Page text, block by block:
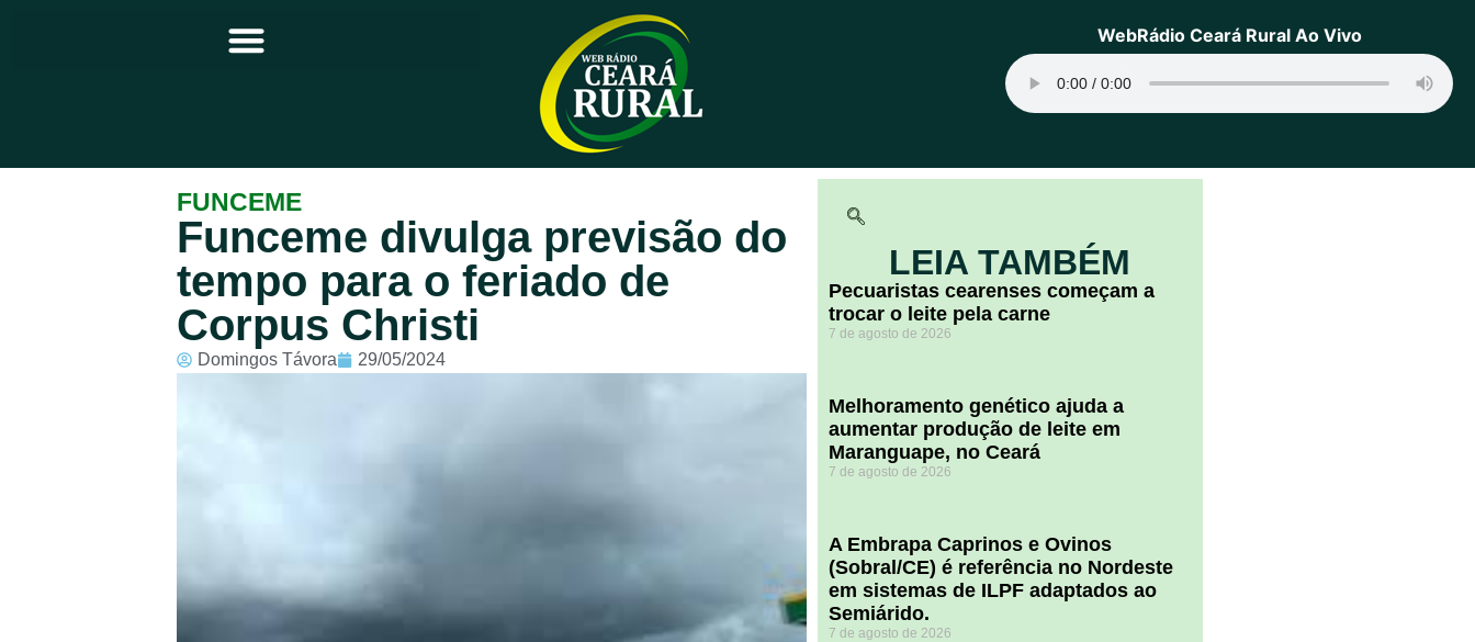
Principal
Notícias
Programação
Equipe
Contato
WebRádio Ceará Rural Ao Vivo
FUNCEME
Funceme divulga previsão do
tempo para o feriado de
Corpus Christi
Domingos Távora 29/05/2024
LEIA TAMBÉM
Pecuaristas cearenses começam a
trocar o leite pela carne
7 de agosto de 2026
Melhoramento genético ajuda a
aumentar produção de leite em
Maranguape, no Ceará
7 de agosto de 2026
A Embrapa Caprinos e Ovinos
(Sobral/CE) é referência no Nordeste
em sistemas de ILPF adaptados ao
Semiárido.
7 de agosto de 2026